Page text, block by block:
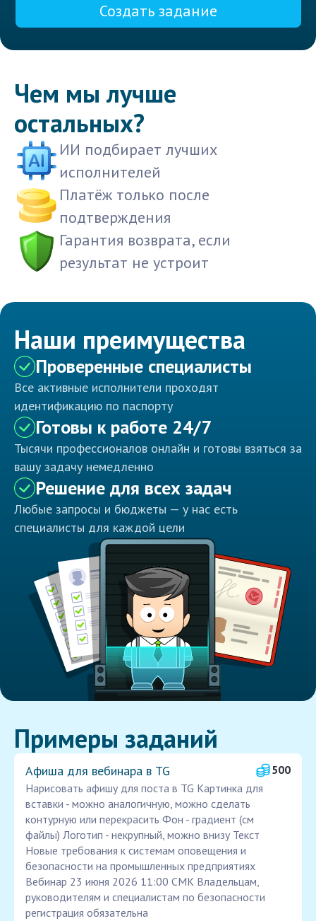
Создать задание
Чем мы лучше
остальных?
ИИ подбирает лучших
исполнителей
Платёж только после
подтверждения
Гарантия возврата, если
результат не устроит
Наши преимущества
Проверенные специалисты
Все активные исполнители проходят
идентификацию по паспорту
Готовы к работе 24/7
Тысячи профессионалов онлайн и готовы взяться за
вашу задачу немедленно
Решение для всех задач
Любые запросы и бюджеты — у нас есть
специалисты для каждой цели
Примеры заданий
Афиша для вебинара в TG
500
Нарисовать афишу для поста в TG Картинка для
вставки - можно аналогичную, можно сделать
контурную или перекрасить Фон - градиент (см
файлы) Логотип - некрупный, можно внизу Текст
Новые требования к системам оповещения и
безопасности на промышленных предприятиях
Вебинар 23 июня 2026 11:00 СМК Владельцам,
руководителям и специалистам по безопасности
регистрация обязательна